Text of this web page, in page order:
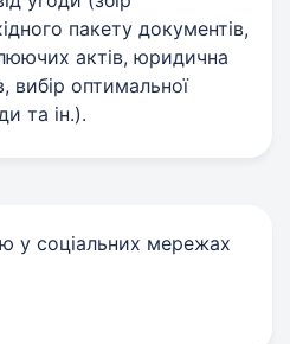
пакету документів,
актів, юридична
вибір оптимальної
та ін.).
у соціальних мережах
link